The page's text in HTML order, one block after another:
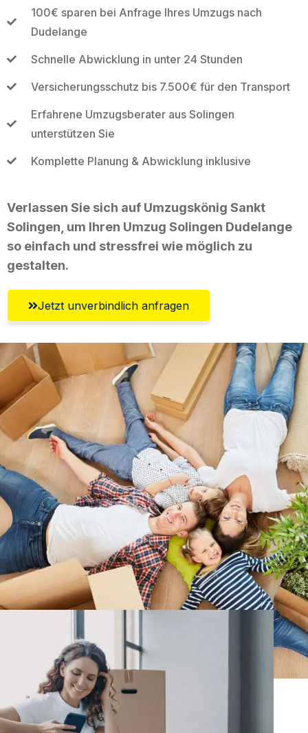
100€ sparen bei Anfrage Ihres Umzugs nach
Dudelange
Schnelle Abwicklung in unter 24 Stunden
Versicherungsschutz bis 7.500€ für den Transport
Erfahrene Umzugsberater aus Solingen
unterstützen Sie
Komplette Planung & Abwicklung inklusive
Verlassen Sie sich auf Umzugskönig Sankt
Solingen, um Ihren Umzug Solingen Dudelange
so einfach und stressfrei wie möglich zu
gestalten.
Jetzt unverbindlich anfragen